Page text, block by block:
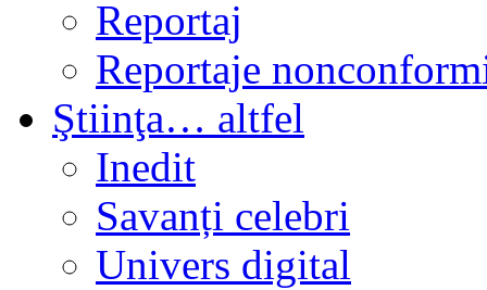
Reportaj
Reportaje
Ştiinţa… altfel
Inedit
Savanți celebri
Univers digital